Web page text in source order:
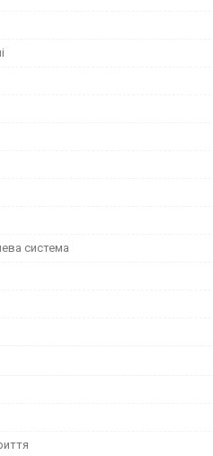
система